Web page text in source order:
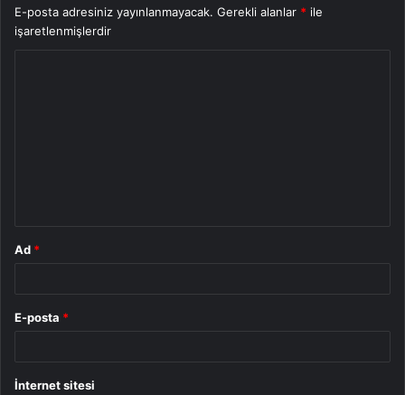
E-posta adresiniz yayınlanmayacak. Gerekli alanlar * ile
işaretlenmişlerdir
Ad *
E-posta *
İnternet sitesi